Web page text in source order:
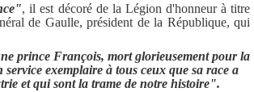
, il est décoré de la Légion d'honneur à titre
de Gaulle, président de la République, qui
prince François, mort glorieusement pour la
exemplaire à tous ceux que sa race a
et qui sont la trame de notre histoire".